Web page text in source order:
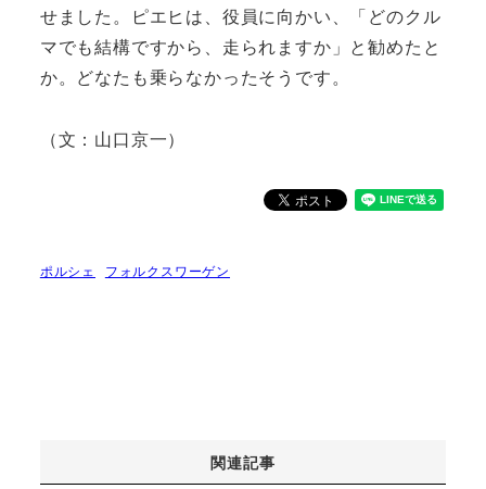
せました。ピエヒは、役員に向かい、「どのクル
マでも結構ですから、走られますか」と勧めたと
か。どなたも乗らなかったそうです。
（文：山口京一）
ポルシェ フォルクスワーゲン
関連記事